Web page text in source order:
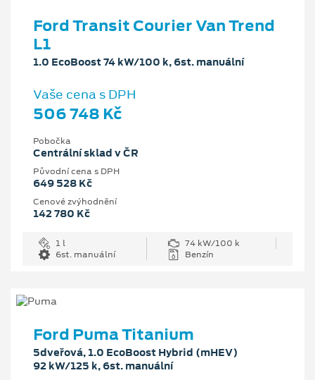
Ford Transit Courier Van Trend
L1
1.0 EcoBoost 74 kW/100 k, 6st. manuální
Vaše cena s DPH
506 748 Kč
Pobočka
Centrální sklad v ČR
Původní cena s DPH
649 528 Kč
Cenové zvýhodnění
142 780 Kč
1 l
74 kW/100 k
6st. manuální
Benzín
Ford Puma Titanium
5dveřová, 1.0 EcoBoost Hybrid (mHEV)
92 kW/125 k, 6st. manuální